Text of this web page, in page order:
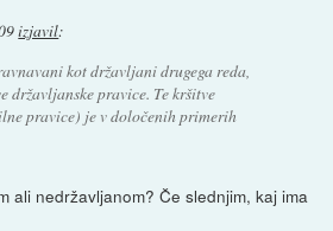
izjavil:
kot državljani drugega reda,
državljanske pravice. Te kršitve
pravice) je v določenih primerih
ali nedržavljanom? Če slednjim, kaj ima